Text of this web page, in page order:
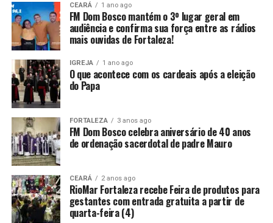
CEARÁ 1 ano ago
FM Dom Bosco mantém o 3º lugar geral em
audiência e confirma sua força entre as rádios
mais ouvidas de Fortaleza!
IGREJA 1 ano ago
O que acontece com os cardeais após a eleição
do Papa
FORTALEZA 3 anos ago
FM Dom Bosco celebra aniversário de 40 anos
de ordenação sacerdotal de padre Mauro
CEARÁ 2 anos ago
RioMar Fortaleza recebe Feira de produtos para
gestantes com entrada gratuita a partir de
quarta-feira (4)